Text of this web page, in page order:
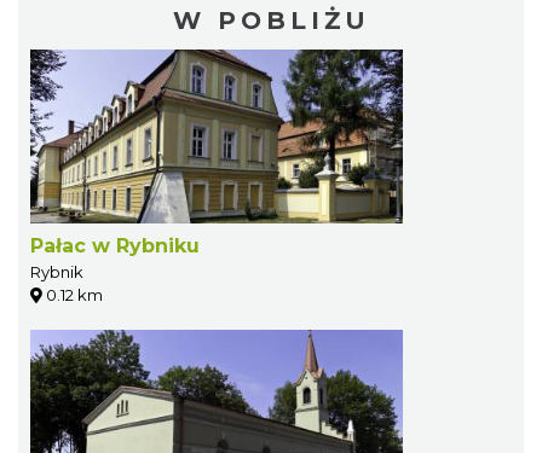
W POBLIŻU
Pałac w Rybniku
Rybnik
0.12 km